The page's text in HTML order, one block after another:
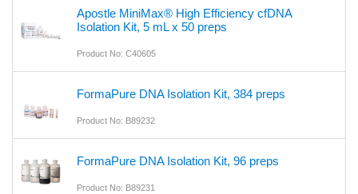
Apostle MiniMax® High Efficiency cfDNA
Isolation Kit, 5 mL x 50 preps
Product No: C40605
FormaPure DNA Isolation Kit, 384 preps
Product No: B89232
FormaPure DNA Isolation Kit, 96 preps
Product No: B89231